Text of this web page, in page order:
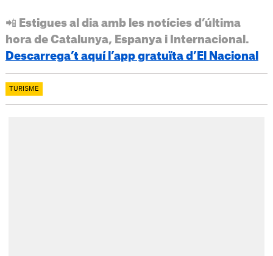
📲 Estigues al dia amb les notícies d’última
hora de Catalunya, Espanya i Internacional.
Descarrega’t aquí l’app gratuïta d’El Nacional
TURISME